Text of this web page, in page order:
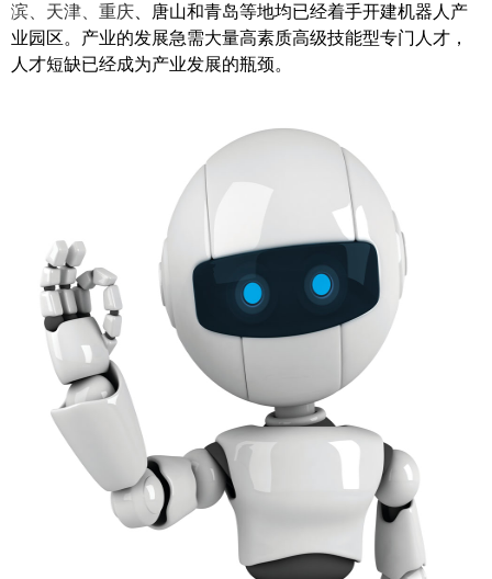
滨、天津、重庆 、唐山和青岛等地均已经着手开建机器人产
业园区。产业的发展急需大量高素质高级技能型专门人才，
人才短缺已经成为产业发展的瓶颈。